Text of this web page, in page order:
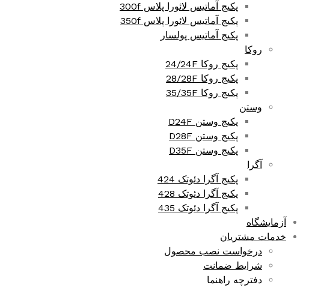
پکیج آماتیس لائورا پلاس 300f
پکیج آماتیس لائورا پلاس 350f
پکیج آماتیس پولسار
روکا
پکیج روکا 24/24F
پکیج روکا 28/28F
پکیج روکا 35/35F
وستن
پکیج وستن D24F
پکیج وستن D28F
پکیج وستن D35F
آگرا
پکیج آگرا دئوتک 424
پکیج آگرا دئوتک 428
پکیج آگرا دئوتک 435
آزمایشگاه
خدمات مشتریان
درخواست نصب محصول
شرایط ضمانت
دفترچه راهنما